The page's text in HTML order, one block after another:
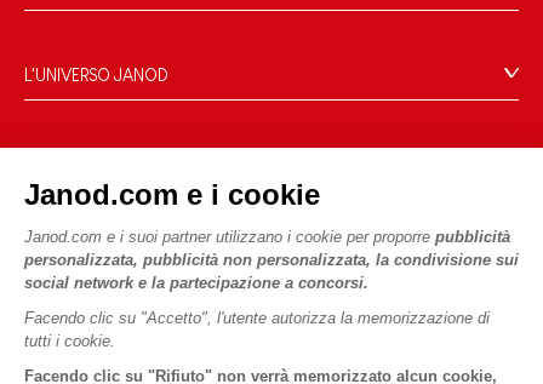
Janod.com e i cookie
Janod.com e i suoi partner utilizzano i cookie per proporre pubblicità
personalizzata, pubblicità non personalizzata, la condivisione sui
social network e la partecipazione a concorsi.
Facendo clic su "Accetto", l'utente autorizza la memorizzazione di
tutti i cookie.
Facendo clic su "Rifiuto" non verrà memorizzato alcun cookie,
Domande Frequenti
Contatti
Termini delle offerte
Dati personali
Cookies
Termini delle offerte
L'UNIVERSO JANOD
Le nostre attività
Impegni di RSI
Cos'è FSC®?
Pagamento
Acquista ora, paga dopo
Spedizione
Video
Regole di gioco e istruzioni
PROFESSIONALE
SEGUICI